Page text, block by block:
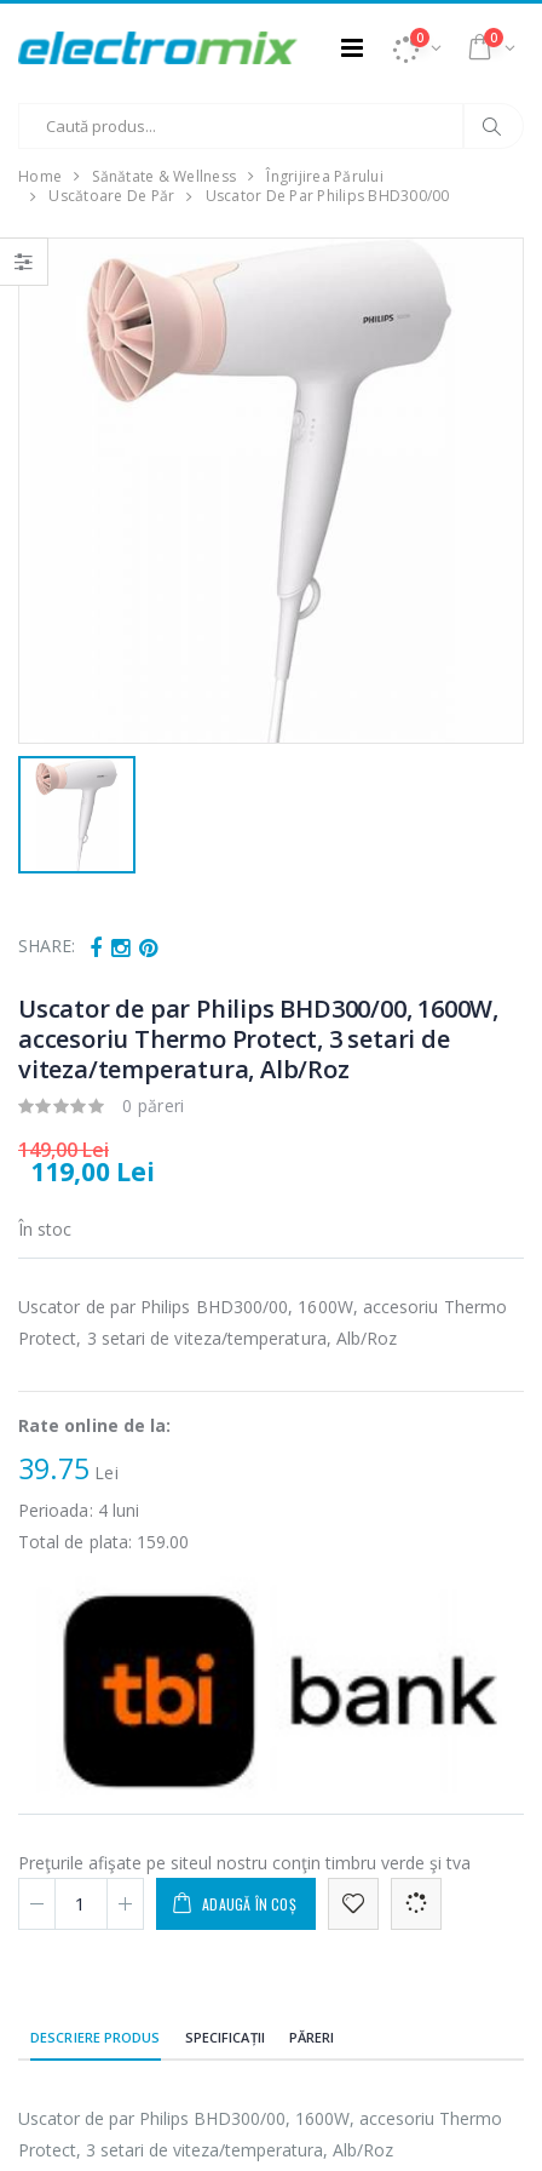
0 0
Home Sănătate & Wellness
Îngrijirea Părului
Uscătoare De Păr
Uscator De Par Philips BHD300/00
SHARE:
Uscator de par Philips BHD300/00, 1600W,
accesoriu Thermo Protect, 3 setari de
viteza/temperatura, Alb/Roz
0 păreri
149,00 Lei
119,00 Lei
În stoc
Uscator de par Philips BHD300/00, 1600W, accesoriu Thermo
Protect, 3 setari de viteza/temperatura, Alb/Roz
Rate online de la:
39.75 Lei
Perioada: 4luni
Total de plata: 159.00
Preţurile afişate pe siteul nostru conţin timbru verde şi tva
ADAUGĂ ÎN COȘ
DESCRIERE PRODUS SPECIFICAȚII PĂRERI
Uscator de par Philips BHD300/00, 1600W, accesoriu Thermo
Protect, 3 setari de viteza/temperatura, Alb/Roz
-25%
Fierbator
...
carne Bosch ...
549,00 Lei
-33%
carne
NobeLTek ...
199,00 Lei
bucatarie
199,00 Lei
-14%